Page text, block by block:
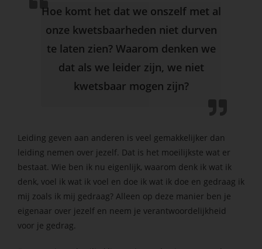
Hoe komt het dat we onszelf met al
onze kwetsbaarheden niet durven
te laten zien? Waarom denken we
dat als we leider zijn, we niet
kwetsbaar mogen zijn?
Leiding geven aan anderen is veel gemakkelijker dan
leiding nemen over jezelf. Dat is het moeilijkste wat er
bestaat. Wie ben ik nu eigenlijk, waarom denk ik wat ik
denk, voel ik wat ik voel en doe ik wat ik doe en gedraag ik
mij zoals ik mij gedraag? Alleen op deze manier ben je
eigenaar over jezelf en neem je verantwoordelijkheid
voor je gedrag.